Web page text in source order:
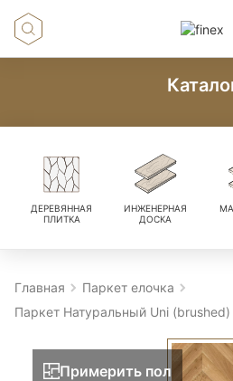
ДЕРЕВЯННАЯ
ПЛИТКА
ИНЖЕНЕРНАЯ
ДОСКА
Главная
Паркет елочка
Паркет Натуральный Uni
Примерить пол